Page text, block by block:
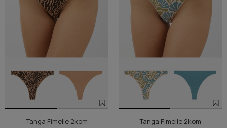
Tanga Fimelle 2kom Tanga Fimelle 2kom